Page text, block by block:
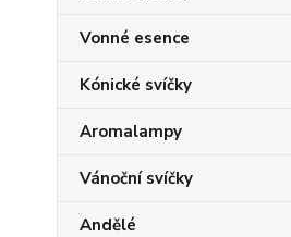
Vonné esence
Kónické svíčky
Aromalampy
Vánoční svíčky
Andělé